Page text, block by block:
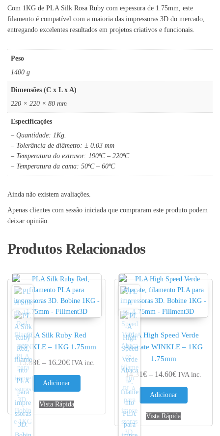
Com 1KG de PLA Silk Rosa Ruby com espessura de 1.75mm, este
filamento é compatível com a maioria das impressoras 3D do mercado,
entregando excelentes resultados em projetos criativos e funcionais.
Peso
1400 g
Dimensões (C x L x A)
220 × 220 × 80 mm
Especificações
– Quantidade: 1Kg.
– Tolerância de diâmetro: ± 0.03 mm
– Temperatura do extrusor: 190ºC – 220ºC
– Temperatura da cama: 50ºC – 60ºC
Ainda não existem avaliações.
Apenas clientes com sessão iniciada que compraram este produto podem
deixar opinião.
Produtos Relacionados
PLA Silk Ruby Red
WINKLE – 1KG 1.75mm
15.88€ – 16.20€Price range: 15.88€ through 16.20€
IVA inc.
Adicionar
Vista Rápida
PLA High Speed Verde
Abacate WINKLE – 1KG
1.75mm
14.31€ – 14.60€Price range:
IVA inc.
Adicionar
Vista Rápida